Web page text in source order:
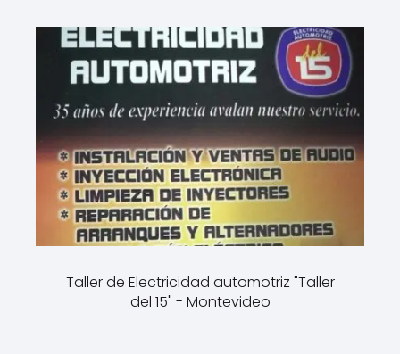
Taller de Electricidad automotriz "Taller
del 15" - Montevideo